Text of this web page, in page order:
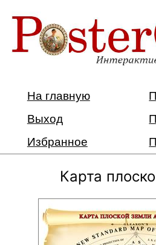
На главную
Выход
Избранное
Карта